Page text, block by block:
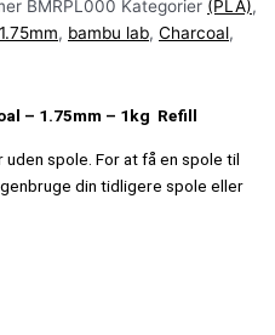
BMRPL000 Kategorier (PLA),
1.75mm, bambu lab, Charcoal,
– 1.75mm – 1kg Refill
spole. For at få en spole til
din tidligere spole eller